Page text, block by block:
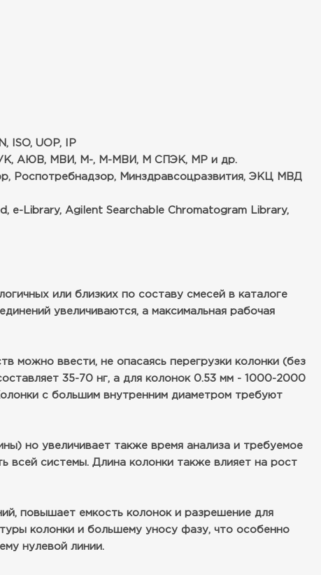
ISO, UOP, IP
АЮВ, МВИ, М-, М-МВИ, М СПЭК, МР и др.
Роспотребнадзор, Минздравсоцразвития, ЭКЦ МВД
e-Library, Agilent Searchable Chromatogram Library,
или близких по составу смесей в каталоге
увеличиваются, а максимальная рабочая
можно ввести, не опасаясь перегрузки колонки (без
35-70 нг, а для колонок 0.53 мм - 1000-2000
с большим внутренним диаметром требуют
но увеличивает также время анализа и требуемое
всей системы. Длина колонки также влияет на рост
повышает емкость колонок и разрешение для
колонки и большему уносу фазу, что особенно
нулевой линии.